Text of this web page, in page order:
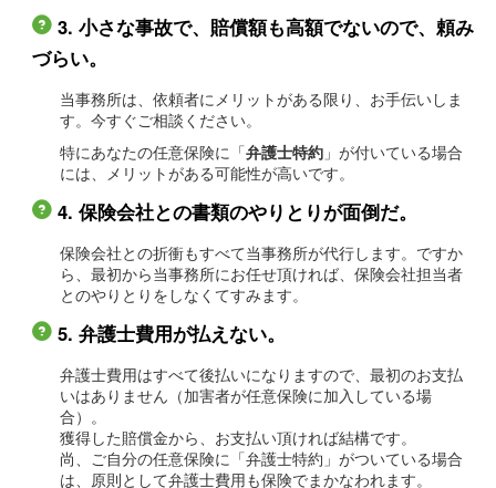
3. 小さな事故で、賠償額も高額でないので、頼み
づらい。
当事務所は、依頼者にメリットがある限り、お手伝いしま
す。今すぐご相談ください。
特にあなたの任意保険に「弁護士特約 」が付いている場合
には、メリットがある可能性が高いです。
4. 保険会社との書類のやりとりが面倒だ。
保険会社との折衝もすべて当事務所が代行します。ですか
ら、最初から当事務所にお任せ頂ければ、保険会社担当者
とのやりとりをしなくてすみます。
5. 弁護士費用が払えない。
弁護士費用はすべて後払いになりますので、最初のお支払
いはありません（加害者が任意保険に加入している場
合）。
獲得した賠償金から、お支払い頂ければ結構です。
尚、ご自分の任意保険に「弁護士特約」がついている場合
は、原則として弁護士費用も保険でまかなわれます。